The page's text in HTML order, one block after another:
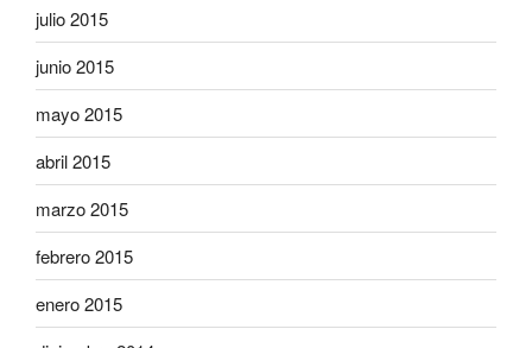
julio 2015
junio 2015
mayo 2015
abril 2015
marzo 2015
febrero 2015
enero 2015